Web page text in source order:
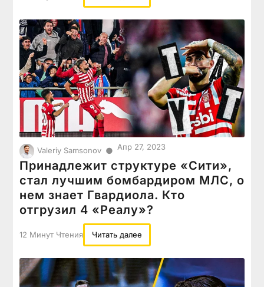
Valeriy Samsonov ● Апр 27, 2023
Принадлежит структуре «Сити»,
стал лучшим бомбардиром МЛС, о
нем знает Гвардиола. Кто
отгрузил 4 «Реалу»?
12 Минут Чтения Читать далее